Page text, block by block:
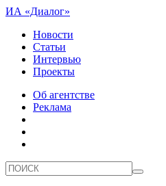
ИА «Диалог»
Новости
Статьи
Интервью
Проекты
Об агентстве
Реклама